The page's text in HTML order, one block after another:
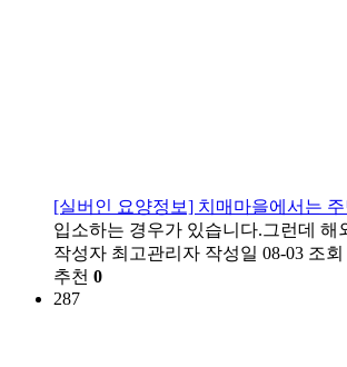
[실버인 요양정보] 치매마을에서는
입소하는 경우가 있습니다.​그런데 해
작성자 최고관리자 작성일 08-03 조회
추천 0
287